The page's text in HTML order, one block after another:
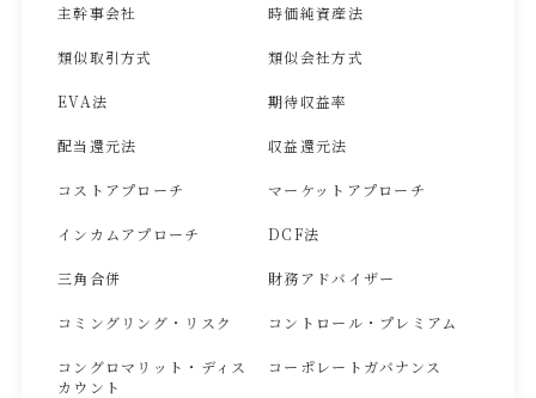
主幹事会社 時価純資産法
類似取引方式 類似会社方式
EVA法 期待収益率
配当還元法 収益還元法
コストアプローチ マーケットアプローチ
インカムアプローチ DCF法
三角合併 財務アドバイザー
コミングリング・リスク コントロール・プレミアム
コングロマリット・ディス
カウント
コーポレートガバナンス